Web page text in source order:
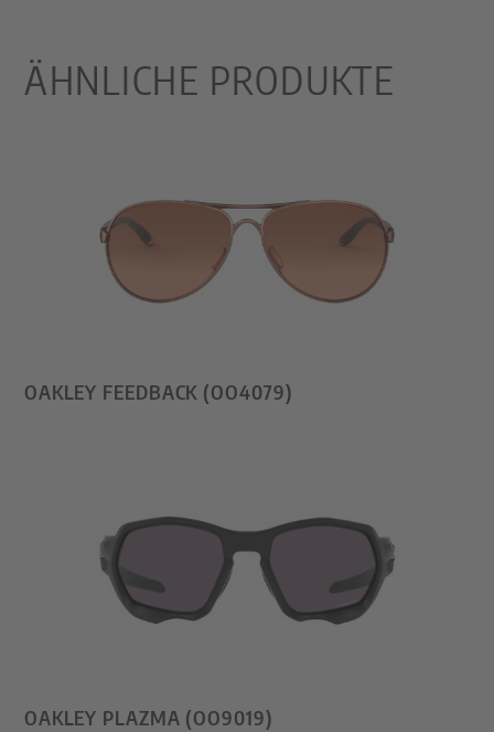
ÄHNLICHE PRODUKTE
OAKLEY FEEDBACK (OO4079)
OAKLEY PLAZMA (OO9019)